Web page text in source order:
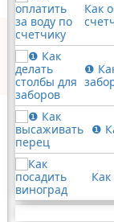
Как
❶
❶